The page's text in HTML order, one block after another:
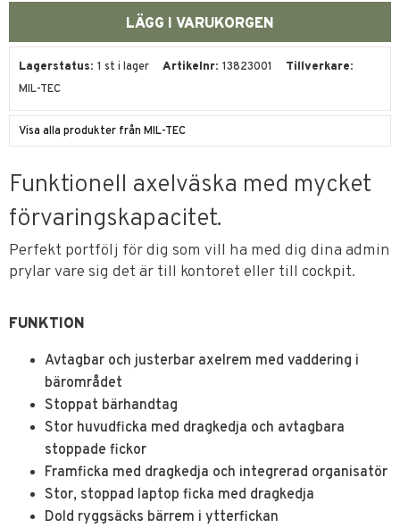
Lagerstatus 1 st i lager Artikelnr 13823001
Tillverkare
MIL-TEC
Visa alla produkter från MIL-TEC
Funktionell axelväska med mycket
förvaringskapacitet.
Perfekt portfölj för dig som vill ha med dig dina admin
prylar vare sig det är till kontoret eller till cockpit.
FUNKTION
Avtagbar och justerbar axelrem med vaddering i
bärområdet
Stoppat bärhandtag
Stor huvudficka med dragkedja och avtagbara
stoppade fickor
Framficka med dragkedja och integrerad organisatör
Stor, stoppad laptop ficka med dragkedja
Dold ryggsäcks bärrem i ytterfickan